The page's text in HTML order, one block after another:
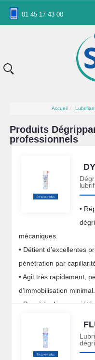
01 45 17 43 00
Accueil
Produits
professionnels
•
mécaniques.
• Détient d’excellentes
pénétration par
• Agit très rapidement,
d’immobilisation minimal.
• Possède des